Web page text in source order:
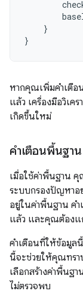
}
}
หากคุณเพิ่มคำเตือ
แล้ว เครื่องมือวิเค
เกิดขึ้นใหม่
คำเตือนพื้นฐาน
เมื่อใช้ค่าพื้นฐาน
ระบบกรองปัญหาอ
อยู่ในค่าพื้นฐาน ค
แล้ว และคุณต้อง
คำเตือนที่ให้ข้อมูล
นี้จะช่วยให้คุณทรา
เลือกสร้างค่าพื้นฐ
ไม่ตรวจพบ